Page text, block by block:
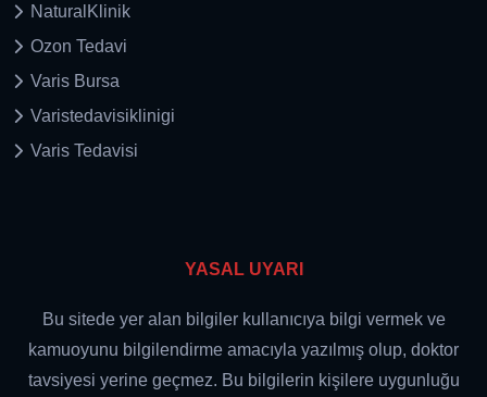
NaturalKlinik
Ozon Tedavi
Varis Bursa
Varistedavisiklinigi
Varis Tedavisi
YASAL UYARI
Bu sitede yer alan bilgiler kullanıcıya bilgi vermek ve
kamuoyunu bilgilendirme amacıyla yazılmış olup, doktor
tavsiyesi yerine geçmez. Bu bilgilerin kişilere uygunluğu